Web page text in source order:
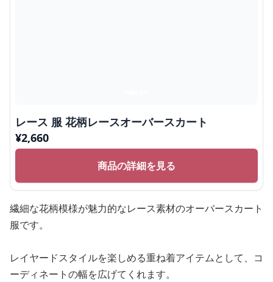
レース 服 花柄レースオーバースカート
¥2,660
商品の詳細を見る
繊細な花柄模様が魅力的なレース素材のオーバースカート
服です。
レイヤードスタイルを楽しめる重ね着アイテムとして、コ
ーディネートの幅を広げてくれます。